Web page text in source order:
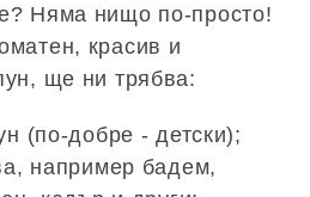
Няма нищо по-просто!
красив и
ще ни трябва:
(по-добре - детски);
например бадем,